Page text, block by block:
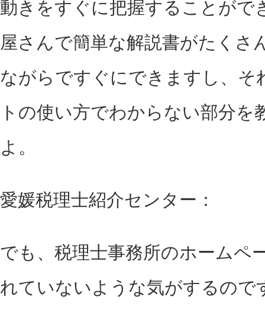
動きをすぐに把握することがで
屋さんで簡単な解説書がたくさ
ながらですぐにできますし、そ
トの使い方でわからない部分
よ。
愛媛税理士紹介センター：
でも、税理士事務所のホームペ
れていないような気がするので